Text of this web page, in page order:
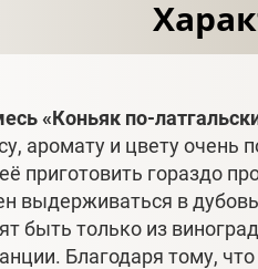
«Коньяк по-
аромату и цвету очень
приготовить гораздо
выдерживаться в
быть только из
Благодаря тому,